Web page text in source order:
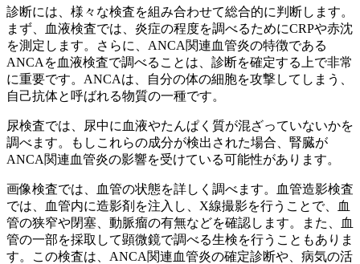
診断には、様々な検査を組み合わせて総合的に判断します。
まず、血液検査では、炎症の程度を調べるためにCRPや赤沈
を測定します。さらに、ANCA関連血管炎の特徴である
ANCAを血液検査で調べることは、診断を確定する上で非常
に重要です。ANCAは、自分の体の細胞を攻撃してしまう、
自己抗体と呼ばれる物質の一種です。
尿検査では、尿中に血液やたんぱく質が混ざっていないかを
調べます。もしこれらの成分が検出された場合、腎臓が
ANCA関連血管炎の影響を受けている可能性があります。
画像検査では、血管の状態を詳しく調べます。血管造影検査
では、血管内に造影剤を注入し、X線撮影を行うことで、血
管の狭窄や閉塞、動脈瘤の有無などを確認します。また、血
管の一部を採取して顕微鏡で調べる生検を行うこともありま
す。この検査は、ANCA関連血管炎の確定診断や、病気の活